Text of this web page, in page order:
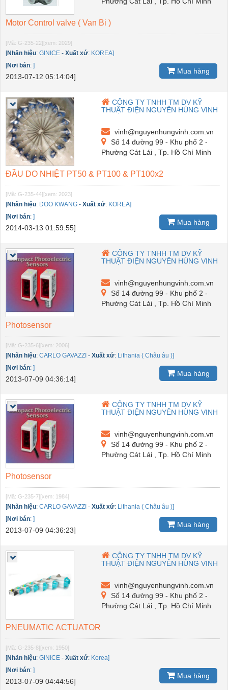
Motor Control valve ( Van Bi )
[Mã: G-235-22][xem: 2029]
[Nhãn hiệu: GINICE - Xuất xứ: KOREA]
[Nơi bán: ]
2013-07-12 05:14:04]
Mua hàng
CÔNG TY TNHH TM DV KỸ
THUẬT ĐIỆN NGUYÊN HÙNG VINH
vinh@nguyenhungvinh.com.vn
Số 14 đường 99 - Khu phố 2 -
Phường Cát Lái , Tp. Hồ Chí Minh
ĐẦU DO NHIỆT PT50 & PT100 & PT100x2
[Mã: G-235-44][xem: 2023]
[Nhãn hiệu: DOO KWANG - Xuất xứ: KOREA]
[Nơi bán: ]
2014-03-13 01:59:55]
Mua hàng
CÔNG TY TNHH TM DV KỸ
THUẬT ĐIỆN NGUYÊN HÙNG VINH
vinh@nguyenhungvinh.com.vn
Số 14 đường 99 - Khu phố 2 -
Phường Cát Lái , Tp. Hồ Chí Minh
Photosensor
[Mã: G-235-6][xem: 2006]
[Nhãn hiệu: CARLO GAVAZZI - Xuất xứ: Lithania ( Châu âu )]
[Nơi bán: ]
2013-07-09 04:36:14]
Mua hàng
CÔNG TY TNHH TM DV KỸ
THUẬT ĐIỆN NGUYÊN HÙNG VINH
vinh@nguyenhungvinh.com.vn
Số 14 đường 99 - Khu phố 2 -
Phường Cát Lái , Tp. Hồ Chí Minh
Photosensor
[Mã: G-235-7][xem: 1984]
[Nhãn hiệu: CARLO GAVAZZI - Xuất xứ: Lithania ( Châu âu )]
[Nơi bán: ]
2013-07-09 04:36:23]
Mua hàng
CÔNG TY TNHH TM DV KỸ
THUẬT ĐIỆN NGUYÊN HÙNG VINH
vinh@nguyenhungvinh.com.vn
Số 14 đường 99 - Khu phố 2 -
Phường Cát Lái , Tp. Hồ Chí Minh
PNEUMATIC ACTUATOR
[Mã: G-235-8][xem: 1950]
[Nhãn hiệu: GINICE - Xuất xứ: Korea]
[Nơi bán: ]
2013-07-09 04:44:56]
Mua hàng